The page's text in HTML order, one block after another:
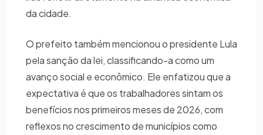
da cidade.
O prefeito também mencionou o presidente Lula
pela sanção da lei, classificando-a como um
avanço social e econômico. Ele enfatizou que a
expectativa é que os trabalhadores sintam os
benefícios nos primeiros meses de 2026, com
reflexos no crescimento de municípios como